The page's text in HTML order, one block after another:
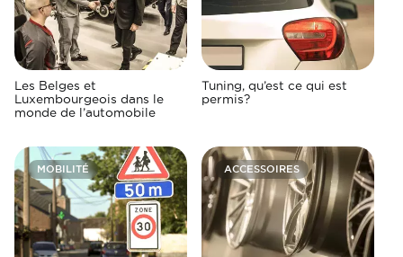
Les Belges et
Luxembourgeois dans le
monde de l’automobile
Tuning, qu’est ce qui est
permis?
MOBILITÉ ACCESSOIRES